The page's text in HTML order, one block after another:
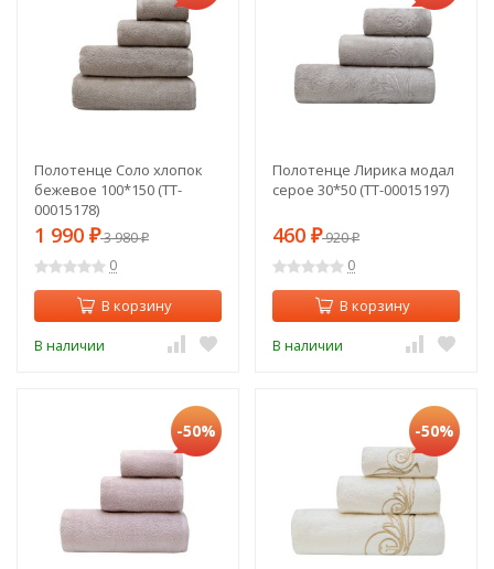
Полотенце Соло хлопок
бежевое 100*150 (TT-
00015178)
1 990 ₽3 980₽
0
В корзину
В наличии
Полотенце Лирика модал
серое 30*50 (TT-00015197)
460 ₽920₽
0
В корзину
В наличии
-50% -50%